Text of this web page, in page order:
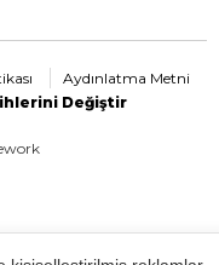
Aydınlatma Metni
Değiştir